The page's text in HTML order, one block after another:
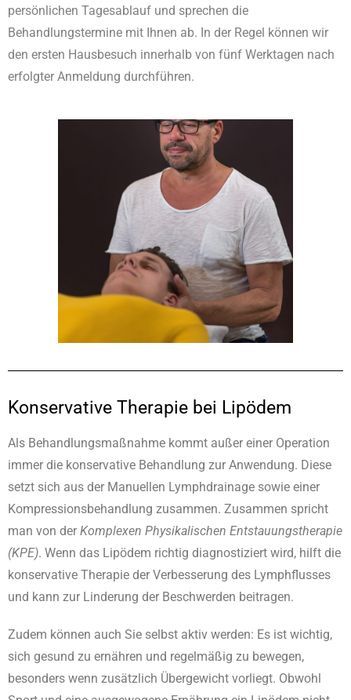
persönlichen Tagesablauf und sprechen die
Behandlungstermine mit Ihnen ab. In der Regel können wir
den ersten Hausbesuch innerhalb von fünf Werktagen nach
erfolgter Anmeldung durchführen.
Konservative Therapie bei Lipödem
Als Behandlungsmaßnahme kommt außer einer Operation
immer die konservative Behandlung zur Anwendung. Diese
setzt sich aus der Manuellen Lymphdrainage sowie einer
Kompressionsbehandlung zusammen. Zusammen spricht
man von der Komplexen Physikalischen Entstauungstherapie
(KPE). Wenn das Lipödem richtig diagnostiziert wird, hilft die
konservative Therapie der Verbesserung des Lymphflusses
und kann zur Linderung der Beschwerden beitragen.
Zudem können auch Sie selbst aktiv werden: Es ist wichtig,
sich gesund zu ernähren und regelmäßig zu bewegen,
besonders wenn zusätzlich Übergewicht vorliegt. Obwohl